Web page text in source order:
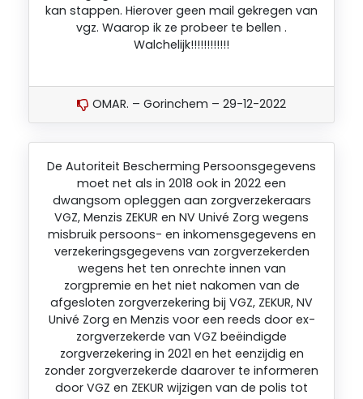
kan stappen. Hierover geen mail gekregen van
vgz. Waarop ik ze probeer te bellen .
Walchelijk!!!!!!!!!!!!
OMAR. – Gorinchem – 29-12-2022
De Autoriteit Bescherming Persoonsgegevens
moet net als in 2018 ook in 2022 een
dwangsom opleggen aan zorgverzekeraars
VGZ, Menzis ZEKUR en NV Univé Zorg wegens
misbruik persoons- en inkomensgegevens en
verzekeringsgegevens van zorgverzekerden
wegens het ten onrechte innen van
zorgpremie en het niet nakomen van de
afgesloten zorgverzekering bij VGZ, ZEKUR, NV
Univé Zorg en Menzis voor een reeds door ex-
zorgverzekerde van VGZ beëindigde
zorgverzekering in 2021 en het eenzijdig en
zonder zorgverzekerde daarover te informeren
door VGZ en ZEKUR wijzigen van de polis tot